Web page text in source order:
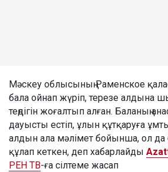
Мәскеу облысының Раменское
бала ойнап жүріп, терезе алдына
теңдігін жоғалтып алған. Баланың
дауысты естіп, ұлын құтқаруға
алдын ала мәлімет бойынша, ол да
құлап кеткен, деп хабарлайды
РЕН ТВ-ға сілтеме жасап